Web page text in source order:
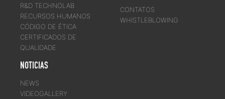
R&D TECHNOLAB
RECURSOS HUMANOS
CÓDIGO DE ÉTICA
CERTIFICADOS DE
QUALIDADE
NOTICIAS
NEWS
VIDEOGALLERY
CONTATOS
WHISTLEBLOWING